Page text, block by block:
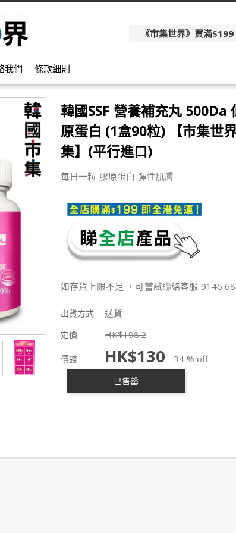
《市集世界》買滿
我們 條款細則
韓國SSF 營養補充丸 500Da
原蛋白 (1盒90粒) 【市集世
集】(平行進口)
每日一粒 膠原蛋白 彈性肌膚
如存貨上限不足 ，可嘗試聯絡客服 9146
出貨方式 送貨
定價 HK$198.2
價錢 HK$130 34 % off
已售罄